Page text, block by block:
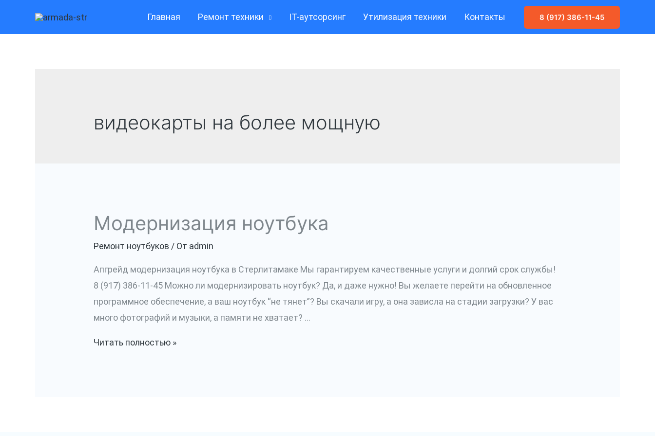
Главная Ремонт техники IT-аутсорсинг Утилизация техники Контакты 8 (917) 386-11-45
видеокарты на более мощную
Модернизация ноутбука
Ремонт ноутбуков / От admin
Апгрейд модернизация ноутбука в Стерлитамаке Мы гарантируем качественные услуги и долгий срок службы!
8 (917) 386-11-45 Можно ли модернизировать ноутбук? Да, и даже нужно! Вы желаете перейти на обновленное
программное обеспечение, а ваш ноутбук “не тянет”? Вы скачали игру, а она зависла на стадии загрузки? У вас
много фотографий и музыки, а памяти не хватает? …
Модернизация
Читать полностью »